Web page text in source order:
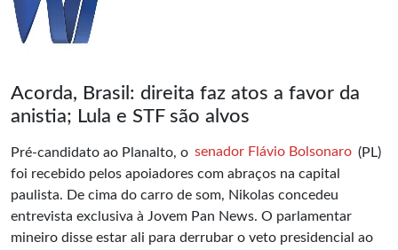
Acorda, Brasil: direita faz atos a favor da
anistia; Lula e STF são alvos
Pré-candidato ao Planalto, o senador Flávio Bolsonaro (PL)
foi recebido pelos apoiadores com abraços na capital
paulista. De cima do carro de som, Nikolas concedeu
entrevista exclusiva à Jovem Pan News. O parlamentar
mineiro disse estar ali para derrubar o veto presidencial ao